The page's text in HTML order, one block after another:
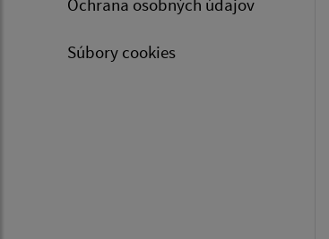
Ochrana osobných údajov
Súbory cookies